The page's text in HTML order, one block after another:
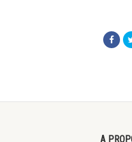
A